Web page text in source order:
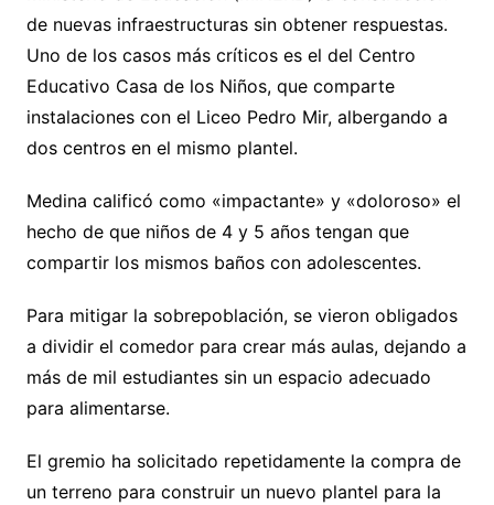
de nuevas infraestructuras sin obtener respuestas.
Uno de los casos más críticos es el del Centro
Educativo Casa de los Niños, que comparte
instalaciones con el Liceo Pedro Mir, albergando a
dos centros en el mismo plantel.
Medina calificó como «impactante» y «doloroso» el
hecho de que niños de 4 y 5 años tengan que
compartir los mismos baños con adolescentes.
Para mitigar la sobrepoblación, se vieron obligados
a dividir el comedor para crear más aulas, dejando a
más de mil estudiantes sin un espacio adecuado
para alimentarse.
El gremio ha solicitado repetidamente la compra de
un terreno para construir un nuevo plantel para la